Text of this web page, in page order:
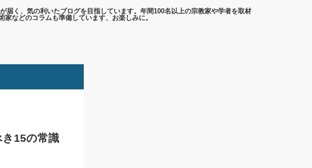
く、気の利いたブログを目指しています。年間100名以上の宗教家や学者を取材
などのコラムも準備しています、お楽しみに。
15の常識